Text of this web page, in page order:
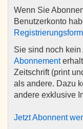
Wenn Sie
Benutzerkonto
Sie sind noch
Abonnement
Zeitschrift (print
als andere. Dazu
andere exklusive
Jetzt Abonnent